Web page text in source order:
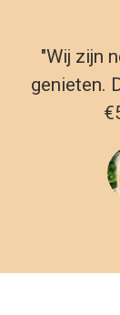
"Wij zijn
genieten.